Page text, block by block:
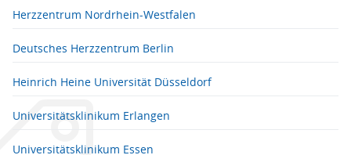
Herzzentrum Nordrhein-Westfalen
Deutsches Herzzentrum Berlin
Heinrich Heine Universität Düsseldorf
Universitätsklinikum Erlangen
Universitätsklinikum Essen